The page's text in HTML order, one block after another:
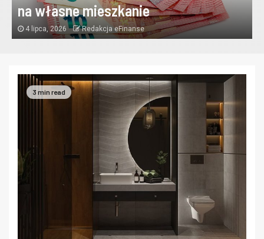
na własne mieszkanie
4 lipca, 2026 Redakcja eFinanse
3 min read